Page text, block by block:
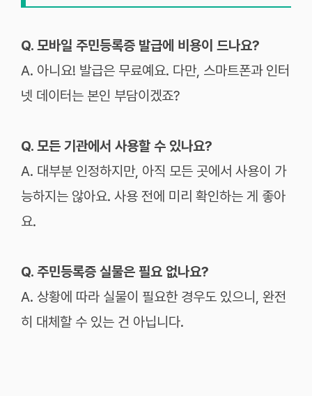
Q. 모바일 주민등록증 발급에 비용이 드나요?
A. 아니요! 발급은 무료예요. 다만, 스마트폰과 인터
넷 데이터는 본인 부담이겠죠?
Q. 모든 기관에서 사용할 수 있나요?
A. 대부분 인정하지만, 아직 모든 곳에서 사용이 가
능하지는 않아요. 사용 전에 미리 확인하는 게 좋아
요.
Q. 주민등록증 실물은 필요 없나요?
A. 상황에 따라 실물이 필요한 경우도 있으니, 완전
히 대체할 수 있는 건 아닙니다.